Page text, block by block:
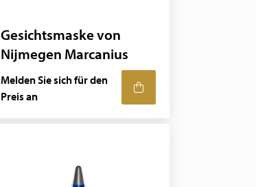
Gesichtsmaske von
Nijmegen Marcanius
Melden Sie sich für den
Preis an